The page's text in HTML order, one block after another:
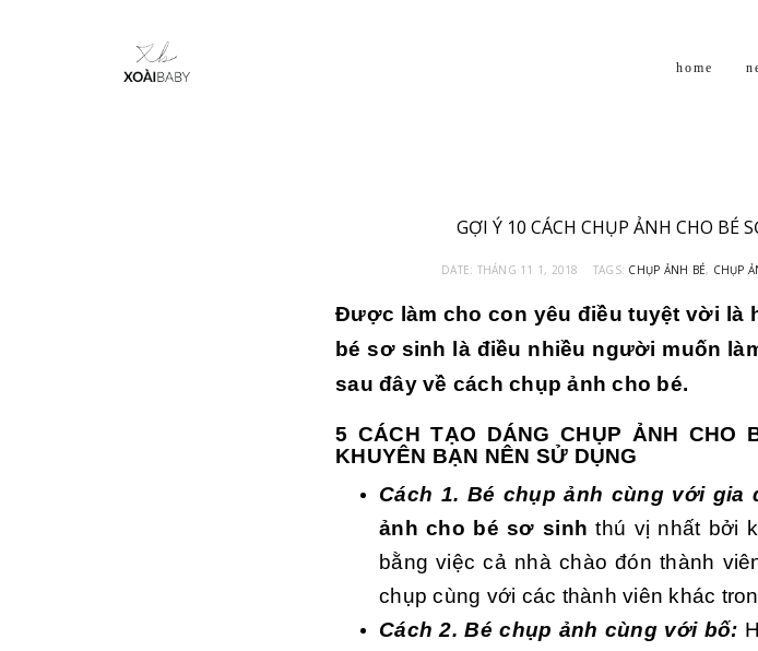
home
GỢI Ý 10 CÁCH CHỤP ẢNH CHO BÉ
DATE: THÁNG 11 1, 2018 TAGS: CHỤP ẢNH BÉ, CHỤP
Được làm cho con yêu điều tuyệt vời là
bé sơ sinh là điều nhiều người muốn
sau đây về cách chụp ảnh cho bé.
5 CÁCH TẠO DÁNG CHỤP ẢNH CHO
KHUYÊN BẠN NÊN SỬ DỤNG
Cách 1. Bé chụp ảnh cùng với gia
ảnh cho bé sơ sinh thú vị nhất bởi
bằng việc cả nhà chào đón thành
chụp cùng với các thành viên khác
Cách 2. Bé chụp ảnh cùng với bố: